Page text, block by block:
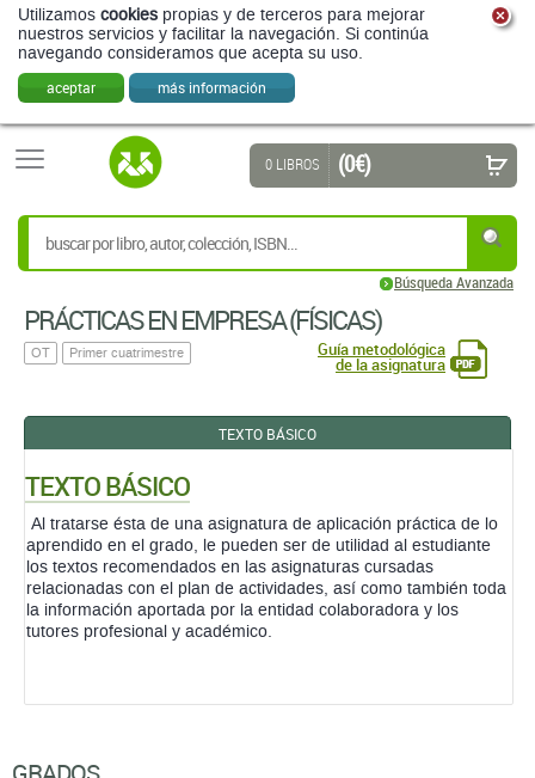
Utilizamos cookies propias y de terceros para mejorar
nuestros servicios y facilitar la navegación. Si continúa
navegando consideramos que acepta su uso.
aceptar más información
Búsqueda Avanzada
0 LIBROS (0 €)
PRÁCTICAS EN EMPRESA (FÍSICAS)
OT Primer cuatrimestre Guía metodológica
de la asignatura
TEXTO BÁSICO
TEXTO BÁSICO
Al tratarse ésta de una asignatura de aplicación práctica de lo
aprendido en el grado, le pueden ser de utilidad al estudiante
los textos recomendados en las asignaturas cursadas
relacionadas con el plan de actividades, así como también toda
la información aportada por la entidad colaboradora y los
tutores profesional y académico.